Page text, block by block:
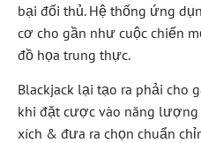
bại đối thủ. Hệ thống ứng
cơ cho gần như cuộc chiến
đồ họa trung thực.
Blackjack lại tạo ra phải cho
khi đặt cược vào năng lượng
xích & đưa ra chọn chuẩn